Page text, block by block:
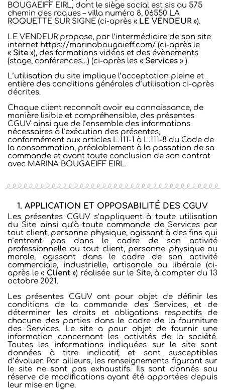
BOUGAEIFF EIRL, dont le siège social est sis au 575
chemin des roques – villa numéro 8, 06550 LA
ROQUETTE SUR SIGNE (ci-après « LE VENDEUR»).
LE VENDEUR propose, par l’intermédiaire de son site
internet https://marinabougaieff.com/ (ci-après le
« Site »), des formations vidéos et des évènements
(stage, conférences…) (ci-après les « Services » ).
L’utilisation du site implique l’acceptation pleine et
entière des conditions générales d’utilisation ci-après
décrites.
Chaque client reconnaît avoir eu connaissance, de
manière lisible et compréhensible, des présentes
CGUV ainsi que de l’ensemble des informations
nécessaires à l’exécution des présentes,
conformément aux articles L.111-1 à L.111-8 du Code de
la consommation, préalablement à la passation de sa
commande et avant toute conclusion de son contrat
avec MARINA BOUGAEIFF EIRL.
1. APPLICATION ET OPPOSABILITÉ DES CGUV
Les présentes CGUV s’appliquent à toute utilisation
du Site ainsi qu’à toute commande de Services par
tout client, personne physique, agissant à des fins qui
n’entrent pas dans le cadre de son activité
professionnelle ou tout client, personne physique ou
morale, agissant dans le cadre de son activité
commerciale, industrielle, artisanale ou libérale (ci-
après le « Client») réalisée sur le Site, à compter du 13
octobre 2021.
Les présentes CGUV ont pour objet de définir les
conditions de la commande des Services, et de
déterminer les droits et obligations respectifs de
chacune des parties dans le cadre de la fourniture
des Services. Le site a pour objet de fournir une
information concernant les activités de la société.
Toutes les informations indiquées sur le site sont
données à titre indicatif, et sont susceptibles
d’évoluer. Par ailleurs, les renseignements figurant sur
le site ne sont pas exhaustifs. Ils sont donnés sou
réserve de modifications ayant été apportées depuis
leur mise en ligne.